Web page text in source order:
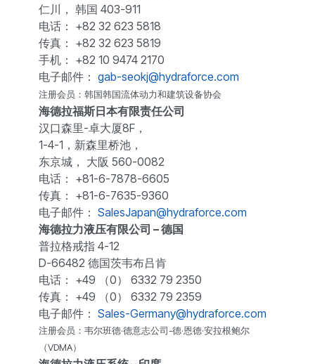
仁川， 韩国 403-911
电话： +82 32 623 5818
传真： +82 32 623 5819
手机： +82 10 9474 2170
电子邮件： gab-seokj@hydraforce.com
注册会员：韩国韩国流体动力和建筑设备协会
海德拉福斯日本有限责任公司
汉口森里-卓大厦8F，
1-4-1，新森里桥池，
东京城， 大阪 560-0082
电话： +81-6-7878-6605
传真： +81-6-7635-9360
电子邮件： SalesJapan@hydraforce.com
海德拉力液压有限公司 – 德国
普拉格戒指 4-12
D-66482 德国茨韦布吕肯
电话： +49 （0） 6332 79 2350
传真： +49 （0） 6332 79 2359
电子邮件： Sales-Germany@hydraforce.com
注册会员：韦尔班德·德意志公司-德·恩德·安拉根鲍尔
（VDMA）